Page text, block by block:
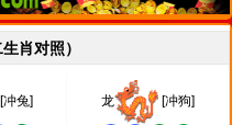
肖对照）
[冲兔] 龙 [冲狗]